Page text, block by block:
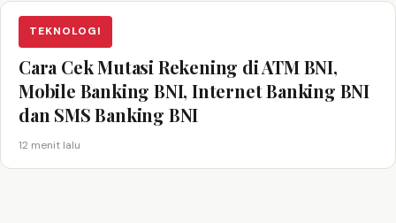
TEKNOLOGI
Cara Cek Mutasi Rekening di ATM BNI,
Mobile Banking BNI, Internet Banking BNI
dan SMS Banking BNI
12 menit lalu